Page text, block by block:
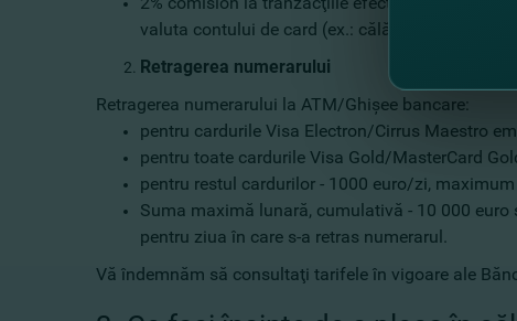
valuta contului de card (ex.: călătorii în UE –
Retragerea numerarului
Retragerea numerarului la ATM/Ghişee bancare:
pentru cardurile Visa Electron/Cirrus Maestro
pentru toate cardurile Visa Gold/MasterCard
pentru restul cardurilor - 1000 euro/zi,
Suma maximă lunară, cumulativă - 10 000
pentru ziua în care s-a retras numerarul.
Vă îndemnăm să consultaţi tarifele în vigoare ale